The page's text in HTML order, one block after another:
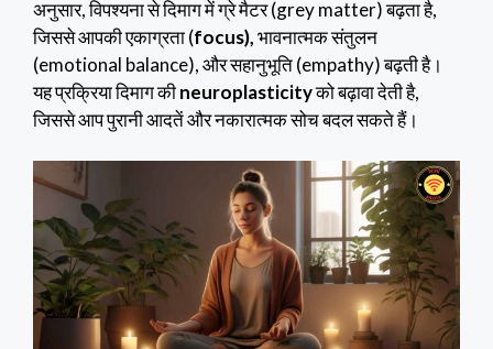
अनुसार, विपश्यना से दिमाग में ग्रे मैटर (grey matter) बढ़ता है,
जिससे आपकी एकाग्रता (focus),भावनात्मक संतुलन
(emotional balance), और सहानुभूति (empathy) बढ़ती है।
यह प्रक्रिया दिमाग कीneuroplasticityको बढ़ावा देती है,
जिससे आप पुरानी आदतें और नकारात्मक सोच बदल सकते हैं।